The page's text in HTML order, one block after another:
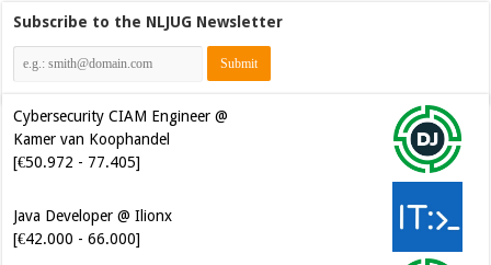
Subscribe to the NLJUG Newsletter
Cybersecurity CIAM Engineer @
Kamer van Koophandel
[€50.972 - 77.405]
Java Developer @ Ilionx
[€42.000 - 66.000]